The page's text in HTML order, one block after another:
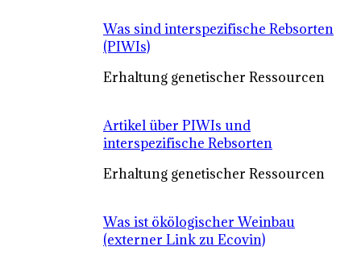
Was sind interspezifische Rebsorten
(PIWIs)
Erhaltung genetischer Ressourcen
Artikel über PIWIs und
interspezifische Rebsorten
Erhaltung genetischer Ressourcen
Was ist ökölogischer Weinbau
(externer Link zu Ecovin)